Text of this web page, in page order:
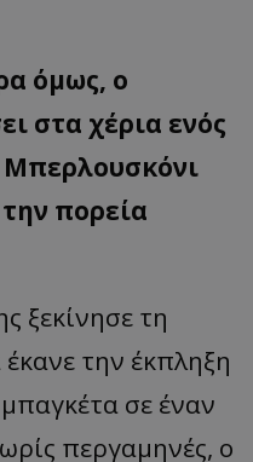
όμως, ο
στα χέρια ενός
Μπερλουσκόνι
πορεία
ξεκίνησε τη
την έκπληξη
σε έναν
περγαμηνές, ο